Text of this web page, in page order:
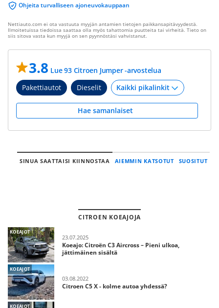
Ohjeita turvalliseen ajoneuvokauppaan
Nettiauto.com ei ota vastuuta myyjän antamien tietojen paikkansapitävyydestä.
Ilmoitetuissa tiedoissa saattaa olla myös tahattomia puutteita tai virheitä. Tieto on
siis sitova vasta kun myyjä on sen pyynnöstäsi vahvistanut.
3.8 Lue 93 Citroen Jumper -arvostelua
Pakettiautot
Dieselit
Hae samanlaiset
SINUA SAATTAISI KIINNOSTAA AIEMMIN KATSOTUT SUOSITUT
CITROEN KOEAJOJA
KOEAJOT
23.07.2025
Koeajo: Citroën C3 Aircross – Pieni ulkoa,
jättimäinen sisältä
KOEAJOT
03.08.2022
Citroen C5 X - kolme autoa yhdessä?
KOEAJOT